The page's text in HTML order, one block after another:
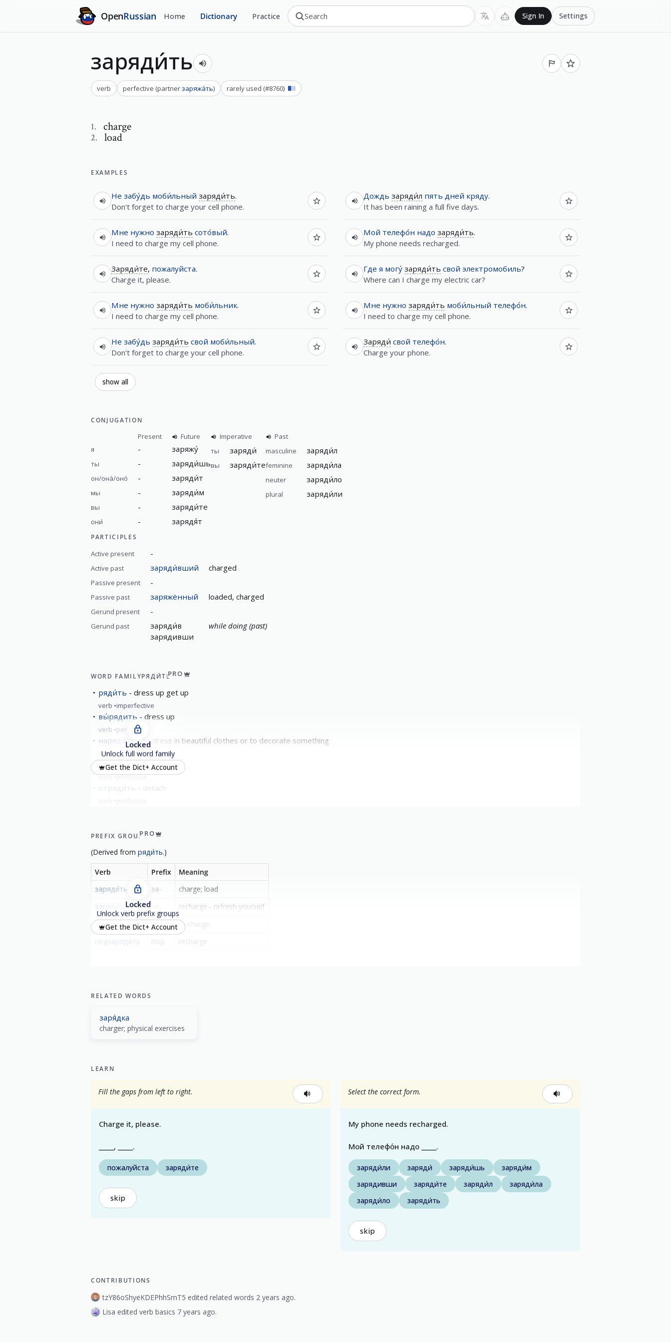
OpenRussian Home Dictionary Practice Sign In Settings
заряди́ть
verb perfective (partnerзаряжа́ть) rarely used (#8760)
1. charge
2. load
EXAMPLES
Не забу́дь моби́льный заряди́ть.
Don't forget to charge your cell phone.
Мне нужно заряди́ть сото́вый.
I need to charge my cell phone.
Заряди́те, пожалуйста.
Charge it, please.
Мне нужно заряди́ть моби́льник.
I need to charge my cell phone.
Не забу́дь заряди́ть свой моби́льный.
Don't forget to charge your cell phone.
Дождь заряди́л пять дней кряду.
It has been raining a full five days.
Мой телефо́н надо заряди́ть.
My phone needs recharged.
Где я могу́ заряди́ть свой электромобиль?
Where can I charge my electric car?
Мне нужно заряди́ть моби́льный телефо́н.
I need to charge my cell phone.
Заряди́ свой телефо́н.
Charge your phone.
show all
CONJUGATION
Present
Future
я
- заряжу́
ты - заряди́шь
он/она́/оно́ - заряди́т
мы - заряди́м
вы - заряди́те
они́ - зарядя́т
Imperative
ты
заряди́
вы заряди́те
Past
masculine
заряди́л
feminine заряди́ла
neuter заряди́ло
plural заряди́ли
PARTICIPLES
Active present -
Active past заряди́вший charged
Passive present -
Passive past заряжённый loaded, charged
Gerund present -
Gerund past
заряди́в
зарядивши
while doing (past)
WORD FAMILYРЯДИ́ТЬPRO
ряди́ть dress up get up
verb imperfective
вы́рядить dress up
verb perfective
наряди́ть to dress in beautiful clothes or to decorate something
verb perfective
обряди́ть get up
verb perfective
отряди́ть
Locked
Unlock full word family
Get the Dict+ Account
PREFIX GROUPPRO
(Derived from ряди́ть.)
Verb Prefix
Meaning
заряди́ть
за-
charge; load
заряди́ться
recharge - refresh yourself
перезаряди́ть
пере-
re-charge
подзаряди́ть
Locked
Unlock verb prefix groups
Get the Dict+ Account
RELATED WORDS
заря́дка
charger; physical exercises
LEARN
Fill the gaps from left to right.
Charge it, please.
_____, _____.
пожалуйста заряди́те
skip
Select the correct form.
My phone needs recharged.
Мой телефо́н надо _____.
заряди́ли заряди́ заряди́шь
заряди́м
зарядивши
заряди́те заряди́л
заряди́ла
заряди́ло
заряди́ть
skip
CONTRIBUTIONS
tzY86oShyeKDEPhhSmT5 edited related words 2 years ago.
Lisa edited verb basics 7 years ago.